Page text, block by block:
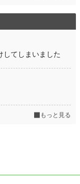
してしまいました
もっと見る